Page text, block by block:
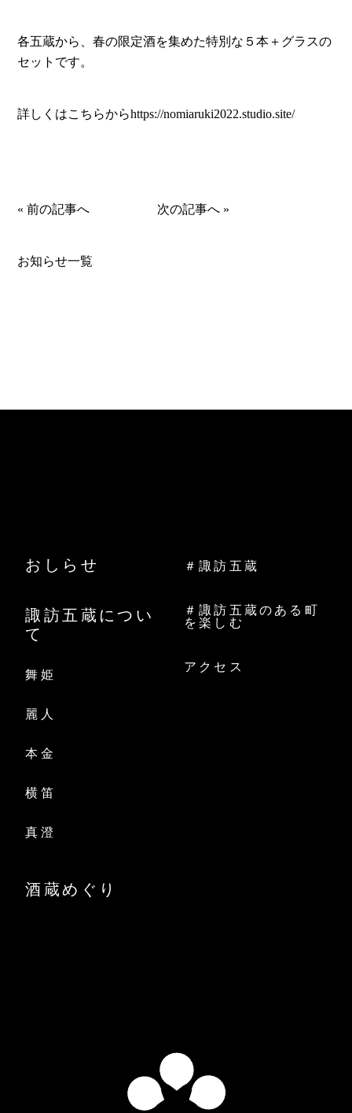
各五蔵から、春の限定酒を集めた特別な５本＋グラスの
セットです。
詳しくはこちらからhttps://nomiaruki2022.studio.site/
«前の記事へ 次の記事へ »
お知らせ一覧
おしらせ
諏訪五蔵につい
て
舞姫
麗人
本金
横笛
真澄
酒蔵めぐり
＃諏訪五蔵
＃諏訪五蔵のある町
を楽しむ
アクセス